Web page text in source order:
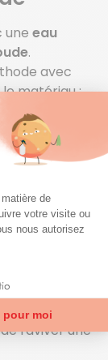
une eau
.
avec
matériau :
dans
à l’eau
le sécher.
poudre
nettoyer
raviver une